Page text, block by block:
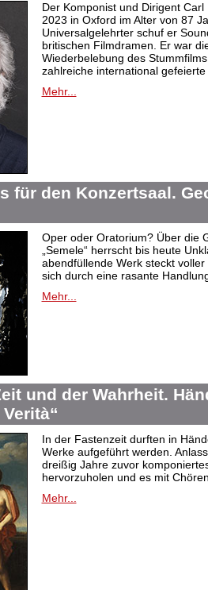
Der Komponist und Dirigent
2023 in Oxford im Alter von 87
Universalgelehrter schuf er
britischen Filmdramen. Er war
Wiederbelebung des
zahlreiche international
Mehr...
für den Konzertsaal.
Oper oder Oratorium? Über die
„Semele“ herrscht bis heute
abendfüllende Werk steckt
sich durch eine rasante
Mehr...
und der Wahrheit.
In der Fastenzeit durften in
Werke aufgeführt werden.
dreißig Jahre zuvor
hervorzuholen und es mit
Mehr...